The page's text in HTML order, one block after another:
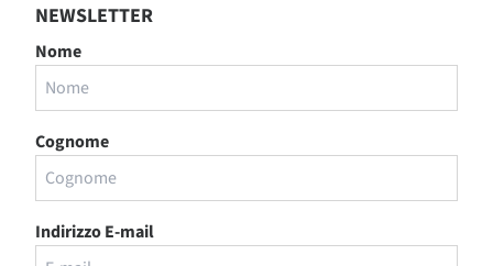
NEWSLETTER
Nome
Cognome
Indirizzo E-mail